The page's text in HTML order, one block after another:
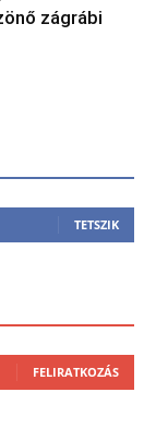
zágrábi
TETSZIK
FELIRATKOZÁS